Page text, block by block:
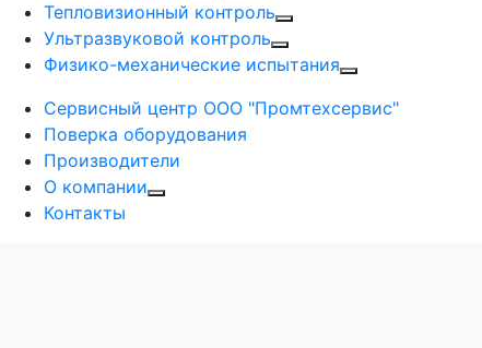
Тепловизионный контроль
Ультразвуковой контроль
Физико-механические испытания
Сервисный центр ООО "Промтехсервис"
Поверка оборудования
Производители
О компании
Контакты